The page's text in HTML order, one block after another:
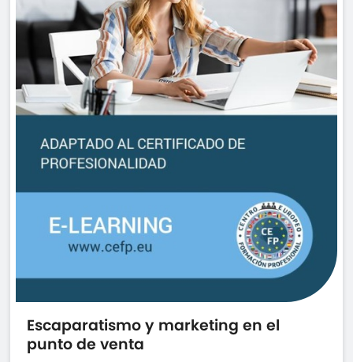
Escaparatismo y marketing en el
punto de venta